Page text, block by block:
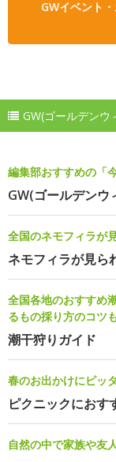
GWイベント
GW(ゴールデンウ
編集部おすすめの「
GW(ゴールデンウ
全国のネモフィラが
ネモフィラが見ら
全国各地のおすすめ
るもの採り方のコツ
潮干狩りガイド
春のお出かけにピッ
ピクニックにおす
自然の中で家族や友